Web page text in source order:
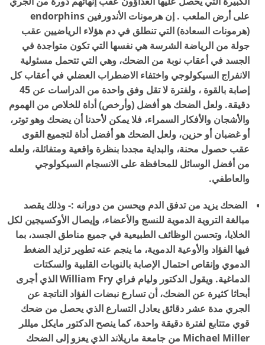
على أرض الملعب . إن هرمونات الأندورفين endorphins
(هرمونات السعادة) التي تنطلق في دم هؤلاء الرياضيين عقب
جولة من الرياضة الشرسة هي نفسها التي تكون متواجدة في
الجسد في أعقاب نوبة من الضحك، وهي التي تتحمل مسئولية
الانفراج السيكولوجي واختفاء الاضطراب العضلي في أعقاب كل
إصابة بالقوة ، ولفترة لا تقل وفق واحدة من الدراسات عن 45
دقيقة. ولعل الضحك هو أفضل (وأرخص) أداة للخلاص من الهموم
والأشجان والأفكار السمراء، فلا يمكن لأحدنا أن يضحك وهو توتر،
أو غضبان أو حزين، ولعل الضحك هو أفضل أداة لتجميع القوى
عقب حصول محنة، والبداية مجددا بنظرة واقعية ومتفائلة، ولعله
من أفضل الوسائل للمحافظة على الانسجام السيكولوجي
والعاطفي.
الضحك يزيد من تدفق الدم ويحسن من دورانه :- وذلك يقصد
مبالغة التروية الدموية للنسج والأعضاء، وإيصال الأوكسيجين لكل
الخلايا، وتحسن الوظائف الطبيعية في جميع مناطق الجسد، بما
فيها الفؤاد والأوعية الدموية، ما ينجم عنه تطوير تزايد الضغط
الدموي وإنقاص احتمال الإصابة بالنوبات القلبية والسكتات
الدماغية. ويقول الدكتور وليام فراي William Fry الذي أجرى
أبحاثا كثيرة عن الضحك، أن تسارع نبضات الفؤاد الناتجة عن
الجري مدة عشر دقائق يعادل التسارع الذي يحصل من ضحك
قوي متتابع لفترة دقيقة واحدة، كما ينصح الدكتور مايكل ميللر
Michael Miller من جامعة ماريلاند الذي يعزو إلى الضحك